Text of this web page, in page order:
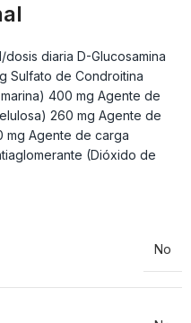
diaria D-Glucosamina
Sulfato de Condroitina
400 mg Agente de
260 mg Agente de
mg Agente de carga
(Dióxido de
No